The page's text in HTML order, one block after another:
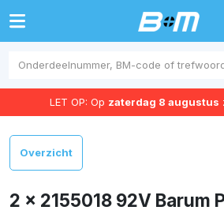
LET OP: Op zaterdag 8 augustus
Overzicht
2 x 2155018 92V Barum